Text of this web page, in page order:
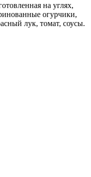
на углях,
огурчики,
лук, томат, соусы.